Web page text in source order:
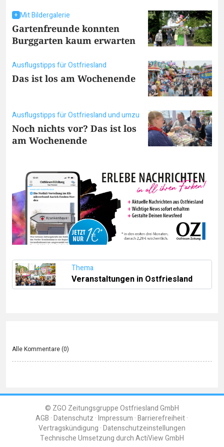
Mit Bildergalerie
Gartenfreunde konnten
Burggarten kaum erwarten
Ausflugstipps für Ostfriesland
Das ist los am Wochenende
Ausflugstipps für Ostfriesland und umzu
Noch nichts vor? Das ist los
am Wochenende
Thema
Veranstaltungen in Ostfriesland
Alle Kommentare (0)
© ZGO Zeitungsgruppe Ostfriesland GmbH
AGB Datenschutz Impressum Barrierefreiheit
Vertragskündigung Datenschutzeinstellungen
Technische Umsetzung durchActiView GmbH